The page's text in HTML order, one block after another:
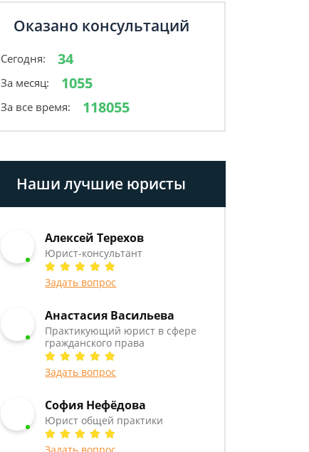
Оказано консультаций
Сегодня: 34
За месяц: 1055
За все время: 118055
Наши лучшие юристы
Алексей Терехов
Юрист-консультант
Задать вопрос
Анастасия Васильева
Практикующий юрист в сфере
гражданского права
Задать вопрос
София Нефёдова
Юрист общей практики